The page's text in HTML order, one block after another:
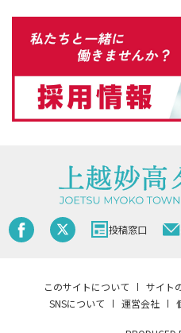
投稿窓口
このサイトについて サイト
SNSについて
運営会社